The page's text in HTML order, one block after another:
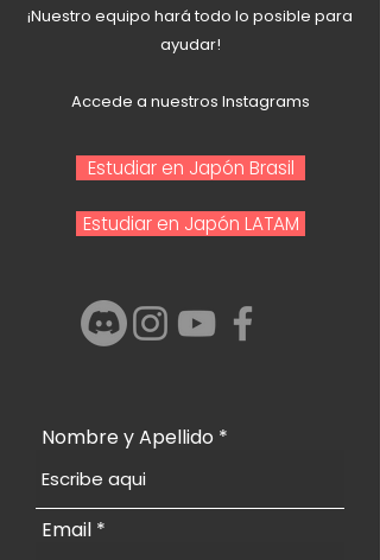
¡Nuestro equipo hará todo lo posible para
ayudar!
Accede a nuestros Instagrams
Estudiar en Japón Brasil
Estudiar en Japón LATAM
Nombre y Apellido
Email